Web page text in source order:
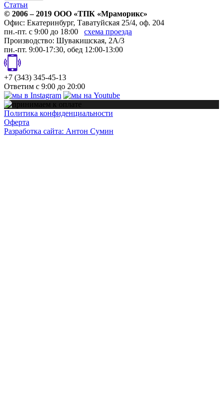
Статьи
© 2006 – 2019 ООО «ТПК «Мраморикс»
Офис: Екатеринбург, Таватуйская 25/4, оф. 204
пн.-пт. с 9:00 до 18:00 схема проезда
Производство: Шувакишская, 2А/3
пн.-пт. 9:00-17:30, обед 12:00-13:00
+7 (343) 345-45-13
Ответим с 9:00 до 20:00
Политика конфиденциальности
Оферта
Разработка сайта: Антон Сумин